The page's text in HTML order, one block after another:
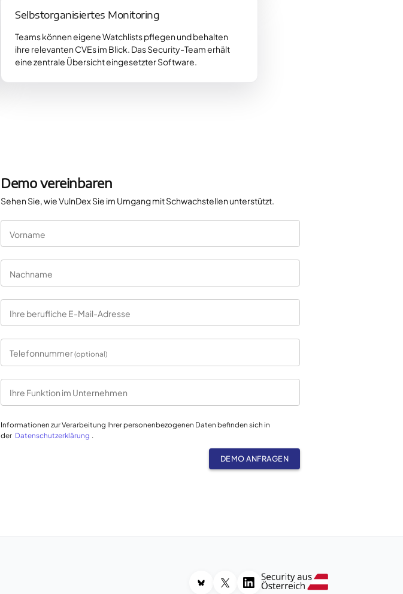
Selbstorganisiertes Monitoring
Teams können eigene Watchlists pflegen und behalten
ihre relevanten CVEs im Blick. Das Security-Team erhält
eine zentrale Übersicht eingesetzter Software.
Demo vereinbaren
Sehen Sie, wie VulnDex Sie im Umgang mit Schwachstellen unterstützt.
Vorname
Nachname
Ihre berufliche E-Mail-Adresse
Telefonnummer(optional)
Ihre Funktion im Unternehmen
Informationen zur Verarbeitung Ihrer personenbezogenen Daten befinden sich in
der Datenschutzerklärung .
DEMO ANFRAGEN